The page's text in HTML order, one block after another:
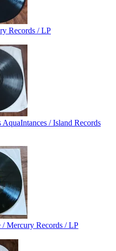
Records / LP
/ Island Records
Mercury Records / LP